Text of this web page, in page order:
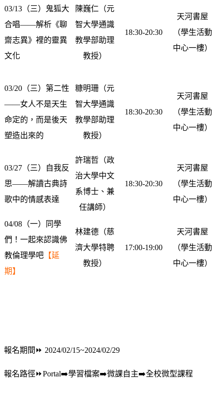
03/13 （三）
鬼狐大
合唱——解析《聊
齋志異》裡的靈異
文化
陳巍仁（元
智大學通識
教學部助理
教授）
18:30-20:30
天河書屋
（學生活動
中心一樓）
03/20（三） 第二性
——女人不是天生
命定的，而是後天
塑造出來的
糠明珊（元
智大學通識
教學部助理
教授）
18:30-20:30
天河書屋
（學生活動
中心一樓）
03/27（三）
自我反
思——解讀古典詩
歌中的情感表達
許瑞哲（政
治大學中文
系博士、兼
任講師）
18:30-20:30
天河書屋
（學生活動
中心一樓）
04/08（一）
同學
們！一起來認識佛
教倫理學吧 【延
期】
林建德（慈
濟大學特聘
教授）
17:00-19:00
天河書屋
（學生活動
中心一樓）
報名期間 ⏩ 2024/02/15~2024/02/29
報名路徑⏩Portal➡️學習檔案➡️微課自主➡️全校微型課程